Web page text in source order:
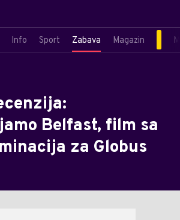
Info Sport Zabava Magazin
Belfast, film sa
za Globus